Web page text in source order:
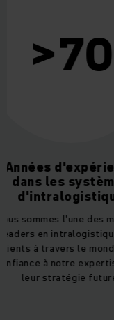
Systèmes
installés
Efficacité accrue,
durabilité : en
conduit des
secteurs